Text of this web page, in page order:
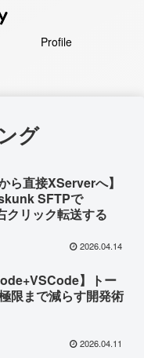
Profile
グ
ら直接XServerへ】
SFTPで
クリック転送する
2026.04.14
】トー
限まで減らす開発術
2026.04.11